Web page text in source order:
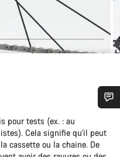
pour tests (ex. : au
Cela signifie qu'il peut
cassette ou la chaine. De
attendent pour